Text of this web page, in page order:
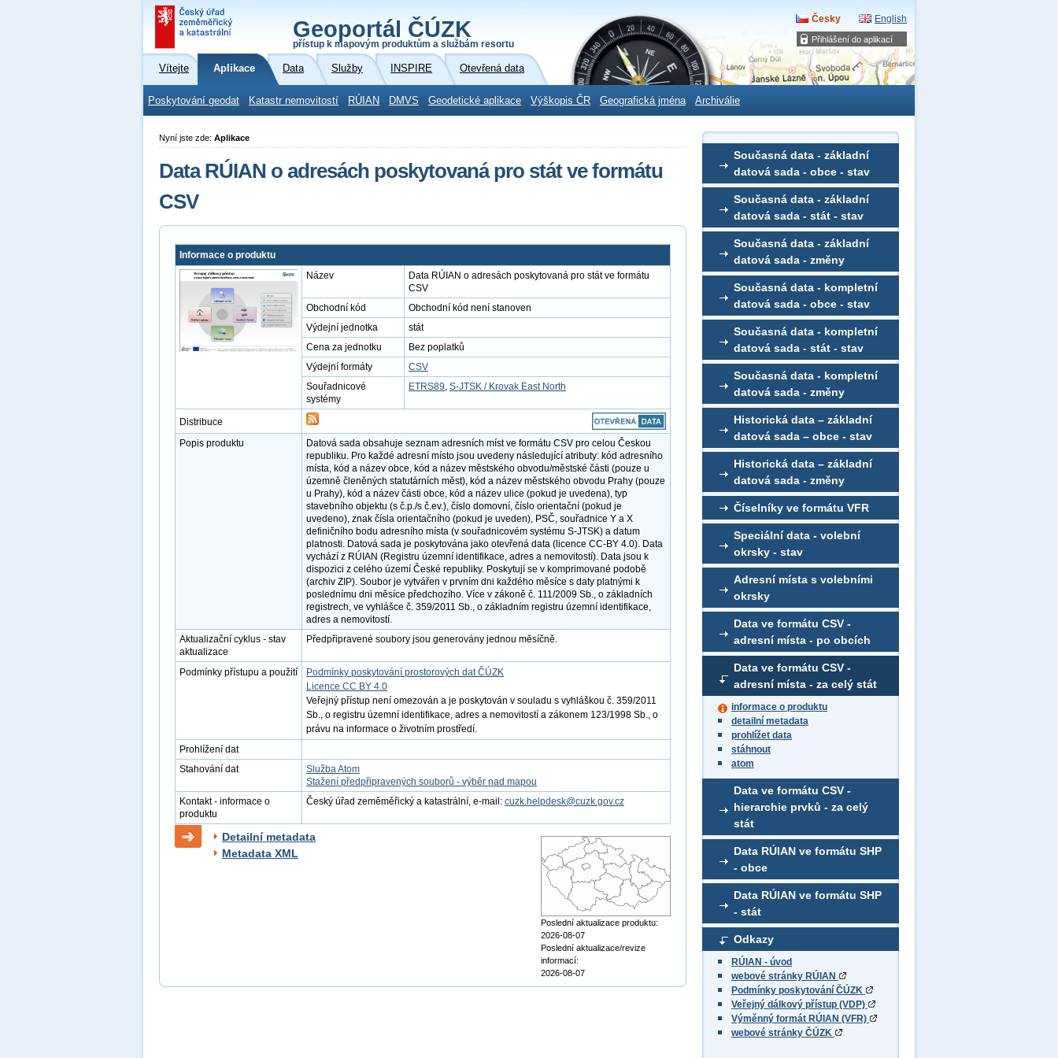
Přihlášení do aplikací
Geoportál ČÚZK
přístup k mapovým produktům a službám resortu
Česky English
Vítejte Aplikace Data Služby INSPIRE Otevřená data
Poskytování geodat Katastr nemovitostí RÚIAN DMVS Geodetické aplikace Výškopis ČR Geografická jména Archiválie
Současná data - základní
datová sada - obce - stav
Současná data - základní
datová sada - stát - stav
Současná data - základní
datová sada - změny
Současná data - kompletní
datová sada - obce - stav
Současná data - kompletní
datová sada - stát - stav
Současná data - kompletní
datová sada - změny
Historická data – základní
datová sada – obce - stav
Historická data – základní
datová sada - změny
Číselníky ve formátu VFR
Speciální data - volební
okrsky - stav
Adresní místa s volebními
okrsky
Data ve formátu CSV -
adresní místa - po obcích
Data ve formátu CSV -
adresní místa - za celý stát
informace o produktu
detailní metadata
prohlížet data
stáhnout
atom
Data ve formátu CSV -
hierarchie prvků - za celý
stát
Data RÚIAN ve formátu SHP
- obce
Data RÚIAN ve formátu SHP
- stát
Odkazy
RÚIAN - úvod
webové stránky RÚIAN
Podmínky poskytování ČÚZK
Veřejný dálkový přístup (VDP)
Výměnný formát RÚIAN (VFR)
webové stránky ČÚZK
Nyní jste zde: Aplikace
Data RÚIAN o adresách poskytovaná pro stát ve formátu
CSV
Informace o produktu
Název
Data RÚIAN o adresách poskytovaná pro stát ve formátu
CSV
Obchodní kód
Obchodní kód není stanoven
Výdejní jednotka
stát
Cena za jednotku
Bez poplatků
Výdejní formáty
CSV
Souřadnicové
systémy
ETRS89, S-JTSK / Krovak East North
Distribuce
Popis produktu
Datová sada obsahuje seznam adresních míst ve formátu CSV pro celou Českou
republiku. Pro každé adresní místo jsou uvedeny následující atributy: kód adresního
místa, kód a název obce, kód a název městského obvodu/městské části (pouze u
územně členěných statutárních měst), kód a název městského obvodu Prahy (pouze
u Prahy), kód a název části obce, kód a název ulice (pokud je uvedena), typ
stavebního objektu (s č.p./s č.ev.), číslo domovní, číslo orientační (pokud je
uvedeno), znak čísla orientačního (pokud je uveden), PSČ, souřadnice Y a X
definičního bodu adresního místa (v souřadnicovém systému S-JTSK) a datum
platnosti. Datová sada je poskytována jako otevřená data (licence CC-BY 4.0). Data
vychází z RÚIAN (Registru územní identifikace, adres a nemovitostí). Data jsou k
dispozici z celého území České republiky. Poskytují se v komprimované podobě
(archiv ZIP). Soubor je vytvářen v prvním dni každého měsíce s daty platnými k
poslednímu dni měsíce předchozího. Více v zákoně č. 111/2009 Sb., o základních
registrech, ve vyhlášce č. 359/2011 Sb., o základním registru územní identifikace,
adres a nemovitostí.
Aktualizační cyklus - stav
aktualizace
Předpřipravené soubory jsou generovány jednou měsíčně.
Podmínky přístupu a použití
Podmínky poskytování prostorových dat ČÚZK
Licence CC BY 4.0
Veřejný přístup není omezován a je poskytován v souladu s vyhláškou č. 359/2011
Sb., o registru územní identifikace, adres a nemovitostí a zákonem 123/1998 Sb., o
právu na informace o životním prostředí.
Prohlížení dat
Stahování dat
Služba Atom
Stažení předpřipravených souborů - výběr nad mapou
Kontakt - informace o
produktu
Český úřad zeměměřický a katastrální, e-mail: cuzk.helpdesk@cuzk.gov.cz
Detailní metadata
Metadata XML
Poslední aktualizace produktu:
2026-08-07
Poslední aktualizace/revize
informací:
2026-08-07